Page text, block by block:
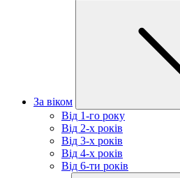
За віком
Від 1-го року
Від 2-х років
Від 3-х років
Від 4-х років
Від 6-ти років